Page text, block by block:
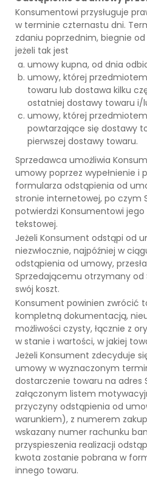
Konsumentowi przysługuje
w terminie czternastu dni.
zdaniu poprzednim, biegnie
jeżeli tak jest
umowy kupna, od dnia
umowy, której
towaru lub dostawa kilku
ostatniej dostawy towaru i/
umowy, której
powtarzające się dostawy
pierwszej dostawy towaru.
Sprzedawca umożliwia
umowy poprzez wypełnienie i
formularza odstąpienia od
stronie internetowej, po czym
potwierdzi Konsumentowi
tekstowej.
Jeżeli Konsument odstąpi od
niezwłocznie, najpóźniej w
odstąpienia od umowy,
Sprzedającemu otrzymany od
swój koszt.
Konsument powinien zwrócić
kompletną dokumentacją,
możliwości czysty, łącznie z
w stanie i wartości, w jakiej
Jeżeli Konsument zdecyduje
umowy w wyznaczonym
dostarczenie towaru na adres
załączonym listem
przyczyny odstąpienia od
warunkiem), z numerem
wskazany numer rachunku
przyspieszenia realizacji
kwota zostanie pobrana w
innego towaru.